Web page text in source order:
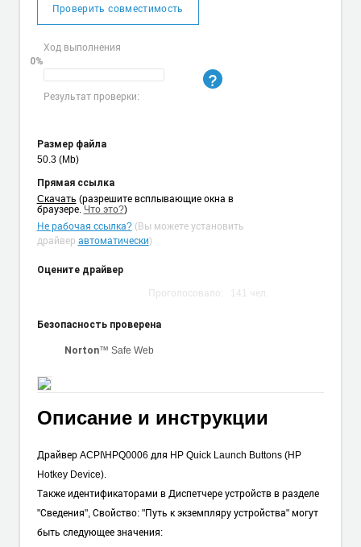
Проверить совместимость
Ход выполнения
0%
Результат проверки:
Размер файла
50.3 (Mb)
Прямая ссылка
Cкачать (разрешите всплывающие окна в
браузере.Что это?)
Не рабочая ссылка?(Вы можете установить
драйвер автоматически)
Оцените драйвер
Проголосовало: 141 чел.
Безопасность проверена
Norton™ Safe Web
Описание и инструкции
Драйвер ACPI\HPQ0006 для HP Quick Launch Buttons (HP
Hotkey Device).
Также идентификаторами в Диспетчере устройств в разделе
"Сведения", Свойство: "Путь к экземпляру устройства" могут
быть следующее значения: